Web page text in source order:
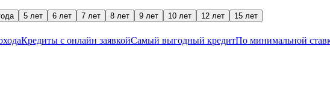
5 лет 6 лет 7 лет 8 лет 9 лет 10 лет 12 лет
15 лет
Кредиты с онлайн заявкойСамый выгодный кредитПо минимальной